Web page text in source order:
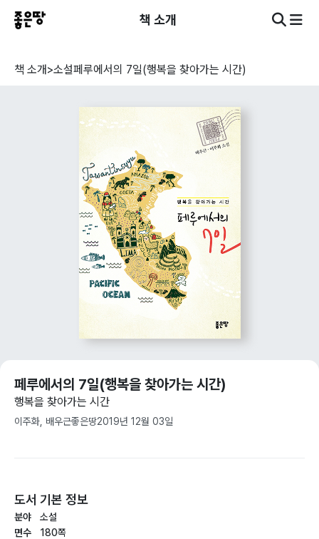
책 소개
책 소개>소설페루에서의 7일(행복을 찾아가는 시간)
페루에서의 7일(행복을 찾아가는 시간)
행복을 찾아가는 시간
이주화, 배우근좋은땅2019년 12월 03일
도서 기본 정보
분야
면수
소설
180쪽